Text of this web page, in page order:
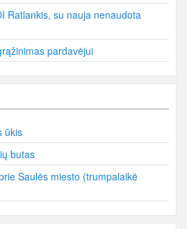
Ratlankis, su nauja nenaudota
pardavėjui
ūkis
butas
Saulės miesto (trumpalaikė